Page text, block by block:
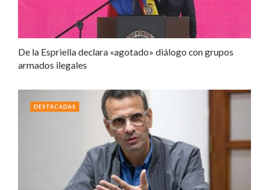
De la Espriella declara «agotado» diálogo con grupos
armados ilegales
DESTACADAS